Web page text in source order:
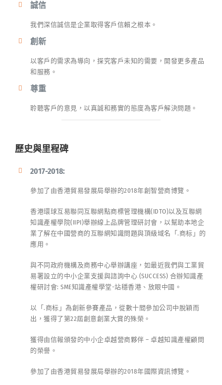
誠信
我們深信誠信是企業取得客戶信賴之根本。
創新
以客戶的需求為導向，探究客戶未知的需要，開發更多產品
和服務。
尊重
聆聽客戶的意見，以真誠和務實的態度為客戶解決問題。
歷史與里程碑
2017-2018:
參加了由香港貿易發展局舉辦的2018年創智營商博覽。
香港環球互易聯同互聯網點商標管理機構(IDTO)以及互聯網
知識產權學院(IIPI)舉辦線上品牌管理研討會，以幫助本地企
業了解在中國營商的互聯網知識問題與頂級域名「.商标」的
應用。
與不同政府機構及商務中心舉辦講座，如最近我們與工業貿
易署設立的中小企業支援與諮詢中心 (SUCCESS) 合辦知識產
權研討會: SME知識產權學堂-站穩香港、放眼中國。
以「.商标」為創新參賽產品，從數十間參加公司中脫穎而
出，獲得了第22屆創意創業大賞的殊榮。
獲得由信報頒發的中小企卓越營商夥伴 – 卓越知識產權顧問
的榮譽。
參加了由香港貿易發展局舉辦的2018年國際資訊博覽。